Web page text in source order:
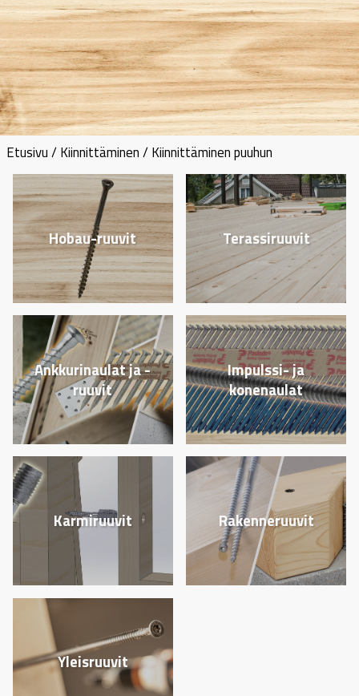
Etusivu / Kiinnittäminen / Kiinnittäminen puuhun
Hobau-ruuvit Terassiruuvit
Ankkurinaulat ja -
ruuvit
Impulssi- ja
konenaulat
Karmiruuvit Rakenneruuvit
Yleisruuvit